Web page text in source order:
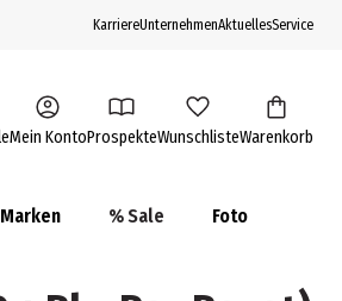
KarriereUnternehmenAktuellesService
Mein KontoProspekteWunschlisteWarenkorb
Marken % Sale Foto